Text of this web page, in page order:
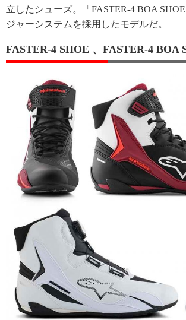
立したシューズ。「FASTER-4 BOA
ジャーシステムを採用したモデルだ。
FASTER-4 SHOE 、FASTER-4 BOA